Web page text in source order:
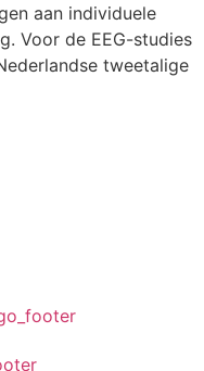
aan individuele
Voor de EEG-studies
tweetalige